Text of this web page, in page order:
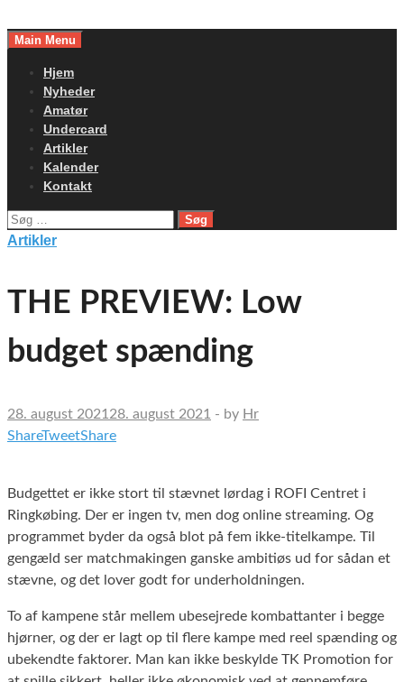
toMain Menu
Hjem
Nyheder
Amatør
Undercard
Artikler
Kalender
Kontakt
Søg
efter:
Artikler
THE PREVIEW: Low
budget spænding
28. august 2021 28. august 2021 - by Hr
ShareTweetShare
Budgettet er ikke stort til stævnet lørdag i ROFI Centret i
Ringkøbing. Der er ingen tv, men dog online streaming. Og
programmet byder da også blot på fem ikke-titelkampe. Til
gengæld ser matchmakingen ganske ambitiøs ud for sådan et
stævne, og det lover godt for underholdningen.
To af kampene står mellem ubesejrede kombattanter i begge
hjørner, og der er lagt op til flere kampe med reel spænding og
ubekendte faktorer. Man kan ikke beskylde TK Promotion for